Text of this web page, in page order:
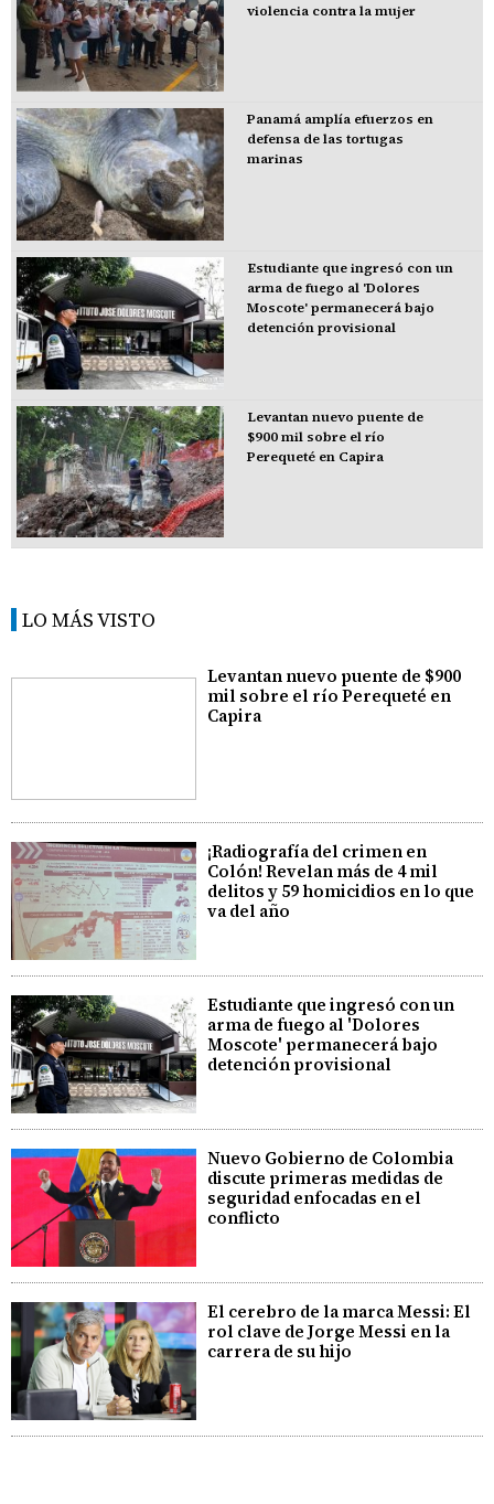
violencia contra la mujer
Panamá amplía efuerzos en
defensa de las tortugas
marinas
Estudiante que ingresó con un
arma de fuego al 'Dolores
Moscote' permanecerá bajo
detención provisional
Levantan nuevo puente de
$900 mil sobre el río
Perequeté en Capira
LO MÁS VISTO
Levantan nuevo puente de $900
mil sobre el río Perequeté en
Capira
¡Radiografía del crimen en
Colón! Revelan más de 4 mil
delitos y 59 homicidios en lo que
va del año
Estudiante que ingresó con un
arma de fuego al 'Dolores
Moscote' permanecerá bajo
detención provisional
Nuevo Gobierno de Colombia
discute primeras medidas de
seguridad enfocadas en el
conflicto
El cerebro de la marca Messi: El
rol clave de Jorge Messi en la
carrera de su hijo